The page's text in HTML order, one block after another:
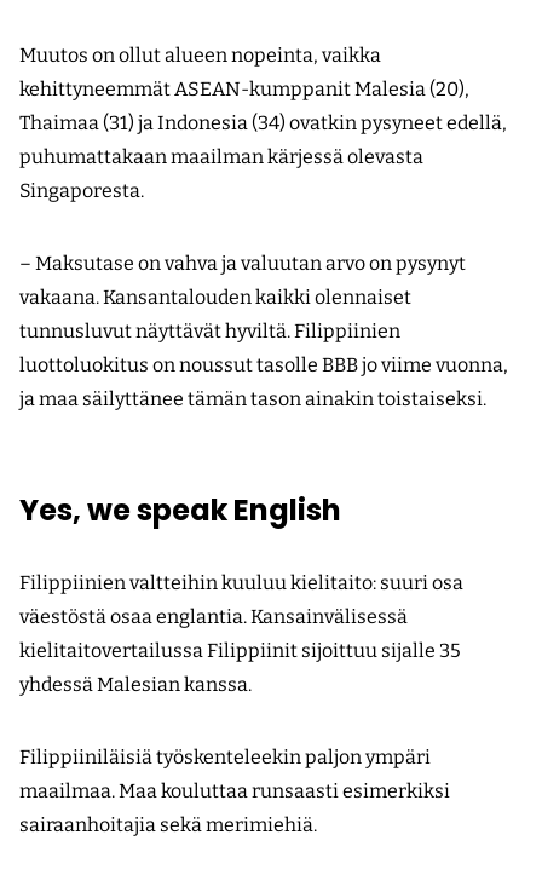
Muutos on ollut alueen nopeinta, vaikka
kehittyneemmät ASEAN-kumppanit Malesia (20),
Thaimaa (31) ja Indonesia (34) ovatkin pysyneet edellä,
puhumattakaan maailman kärjessä olevasta
Singaporesta.
– Maksutase on vahva ja valuutan arvo on pysynyt
vakaana. Kansantalouden kaikki olennaiset
tunnusluvut näyttävät hyviltä. Filippiinien
luottoluokitus on noussut tasolle BBB jo viime vuonna,
ja maa säilyttänee tämän tason ainakin toistaiseksi.
Yes, we speak English
Filippiinien valtteihin kuuluu kielitaito: suuri osa
väestöstä osaa englantia. Kansainvälisessä
kielitaitovertailussa Filippiinit sijoittuu sijalle 35
yhdessä Malesian kanssa.
Filippiiniläisiä työskenteleekin paljon ympäri
maailmaa. Maa kouluttaa runsaasti esimerkiksi
sairaanhoitajia sekä merimiehiä.